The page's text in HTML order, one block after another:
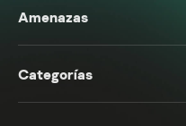
Amenazas
Categorías